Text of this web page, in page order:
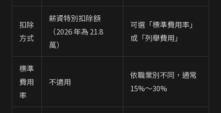
扣除
方式
薪資特別扣除額
（2026 年為 21.8
萬）
可選「標準費用率」
或「列舉費用」
標準
費用
率
不適用
依職業別不同，通常
15%～30%